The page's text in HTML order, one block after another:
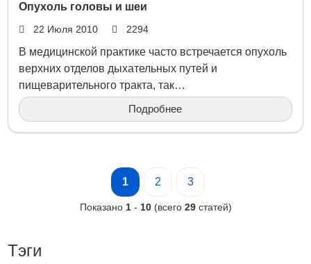
Опухоль головы и шеи
22 Июля 2010 2294
В медицинской практике часто встречается опухоль
верхних отделов дыхательных путей и
пищеварительного тракта, так…
Подробнее
1 2 3
Показано 1- 10(всего 29статей)
Тэги